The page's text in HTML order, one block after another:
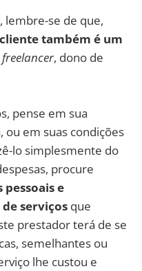
lembre-se de que,
também é um
freelancer, dono de
pense em sua
em suas condições
lo simplesmente do
procure
pessoais e
serviços que
prestador terá de se
semelhantes ou
lhe custou e